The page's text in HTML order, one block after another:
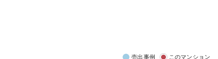
売出事例 このマンション